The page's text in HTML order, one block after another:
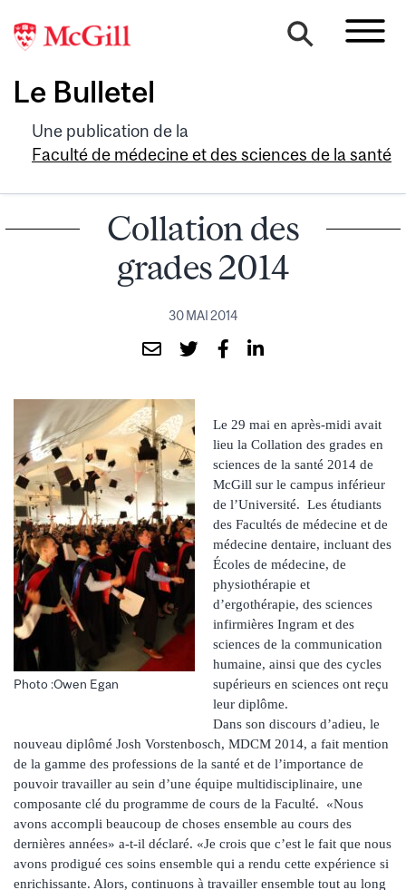
Le Bulletel
Une publication de la
Faculté de médecine et des sciences de la santé
Collation des
grades 2014
30 MAI 2014
Photo :Owen Egan
Le 29 mai en après-midi avait
lieu la Collation des grades en
sciences de la santé 2014 de
McGill sur le campus inférieur
de l’Université. Les étudiants
des Facultés de médecine et de
médecine dentaire, incluant des
Écoles de médecine, de
physiothérapie et
d’ergothérapie, des sciences
infirmières Ingram et des
sciences de la communication
humaine, ainsi que des cycles
supérieurs en sciences ont reçu
leur diplôme.
Dans son discours d’adieu, le
nouveau diplômé Josh Vorstenbosch, MDCM 2014, a fait mention
de la gamme des professions de la santé et de l’importance de
pouvoir travailler au sein d’une équipe multidisciplinaire, une
composante clé du programme de cours de la Faculté. «Nous
avons accompli beaucoup de choses ensemble au cours des
dernières années» a-t-il déclaré. «Je crois que c’est le fait que nous
avons prodigué ces soins ensemble qui a rendu cette expérience si
enrichissante. Alors, continuons à travailler ensemble tout au long